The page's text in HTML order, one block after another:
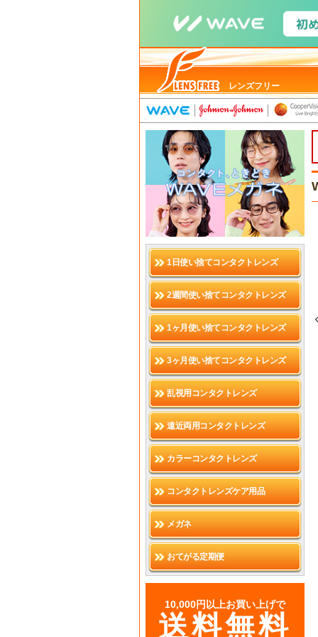
レンズフリー
1日使い捨てコンタクトレンズ
2週間使い捨てコンタクトレンズ
1ヶ月使い捨てコンタクトレンズ
3ヶ月使い捨てコンタクトレンズ
乱視用コンタクトレンズ
遠近両用コンタクトレンズ
カラーコンタクトレンズ
コンタクトレンズケア用品
メガネ
おてがる定期便
10,000円以上お買い上げで
送料無料